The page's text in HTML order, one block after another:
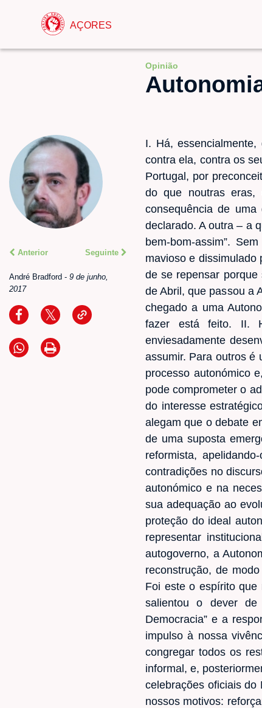
AÇORES
Opinião
Anterior Seguinte
André Bradford - 9 de junho,
2017
I. Há,
contra ela, contra os
Portugal, por
do que noutras eras,
consequência de
declarado. A outra – a
bem-bom-assim”.
mavioso e dissimulado
de se repensar
de Abril, que passou a
chegado a uma
fazer está feito. II.
enviesadamente
assumir. Para outros é
processo autonómico
pode comprometer o
do interesse
alegam que o debate
de uma suposta
reformista,
contradições no
autonómico e na
sua adequação ao
proteção do ideal
representar
autogoverno, a
reconstrução, de
Foi este o espírito que
salientou o dever de
Democracia” e a
impulso à nossa
congregar todos os
informal, e,
celebrações oficiais do
nossos motivos: